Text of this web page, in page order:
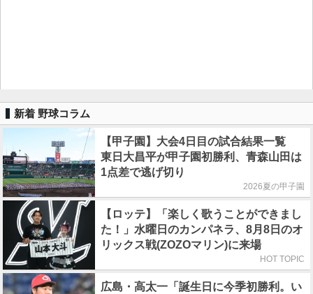
新着 野球コラム
【甲子園】大会4日目の試合結果一覧
東日大昌平が甲子園初勝利、青森山田は
1点差で逃げ切り
2026夏の甲子園
【ロッテ】「楽しく歌うことができまし
た！」水曜日のカンパネラ、8月8日のオ
リックス戦(ZOZOマリン)に来場
HOT TOPIC
広島・高太一「誕生日に今季初勝利。い